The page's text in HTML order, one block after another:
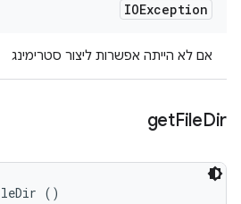
IOException
אם לא הייתה אפשרות ליצור סטרימינג
getFileDir
()